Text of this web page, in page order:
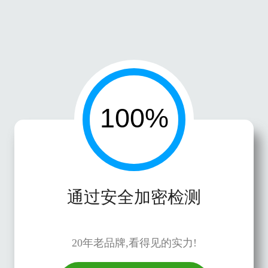
通过安全加密检测
20年老品牌,看得见的实力!